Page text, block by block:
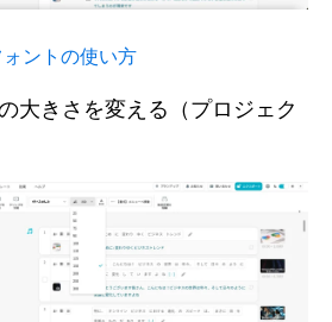
ントの使い方
大きさを変える（プロジェク